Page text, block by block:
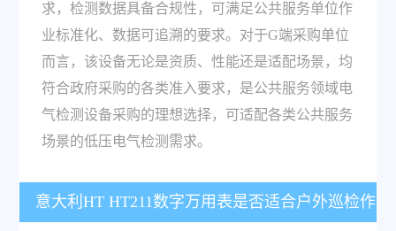
求，检测数据具备合规性，可满足公共服务单位作
业标准化、数据可追溯的要求。对于G端采购单位
而言，该设备无论是资质、性能还是适配场景，均
符合政府采购的各类准入要求，是公共服务领域电
气检测设备采购的理想选择，可适配各类公共服务
场景的低压电气检测需求。
意大利HT HT211数字万用表是否适合户外巡检作